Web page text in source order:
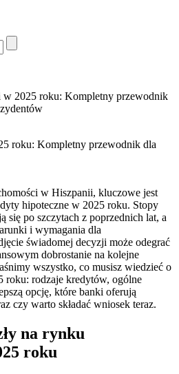
w 2025 roku: Kompletny przewodnik
roku: Kompletny przewodnik dla
w Hiszpanii, kluczowe jest
hipoteczne w 2025 roku. Stopy
się po szczytach z poprzednich lat, a
i wymagania dla
świadomej decyzji może odegrać
dobrostanie na kolejne
wszystko, co musisz wiedzieć o
roku: rodzaje kredytów, ogólne
opcję, które banki oferują
czy warto składać wniosek teraz.
na rynku
roku